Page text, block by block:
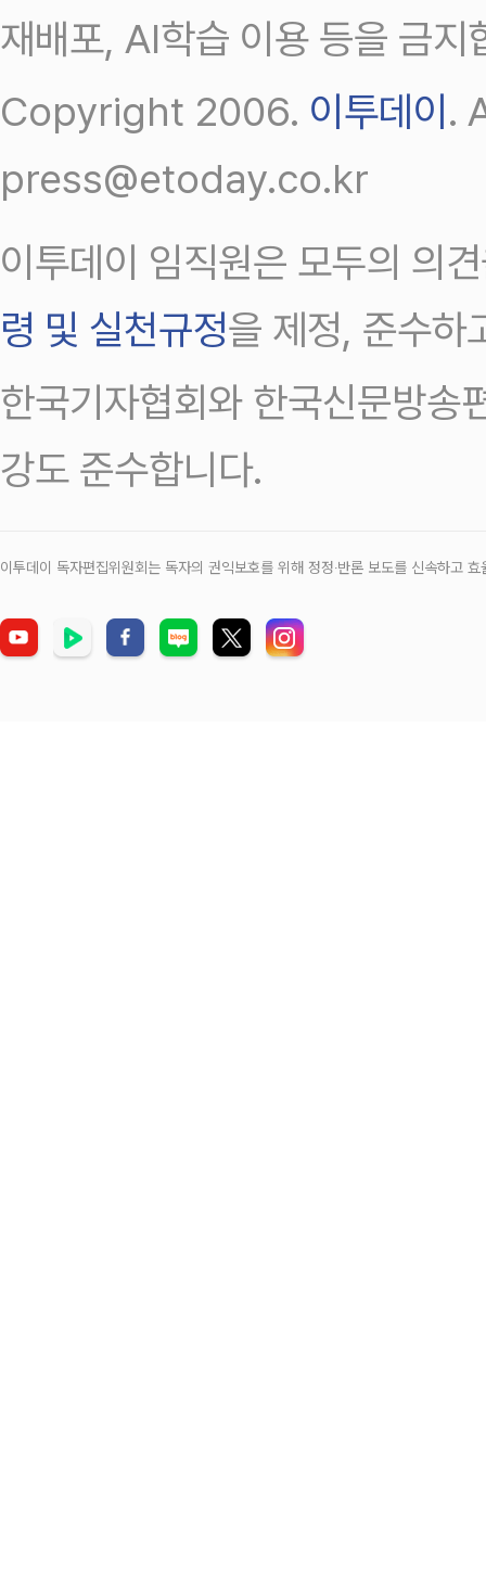
재배포, AI학습 이용 등을 금지
Copyright 2006. 이투데이.
press@etoday.co.kr
이투데이 임직원은 모두의 의
령 및 실천규정을 제정, 준수하
한국기자협회와 한국신문방송
강도 준수합니다.
이투데이 독자편집위원회는 독자의 권익보호를 위해 정정‧반론 보도를 신속하고